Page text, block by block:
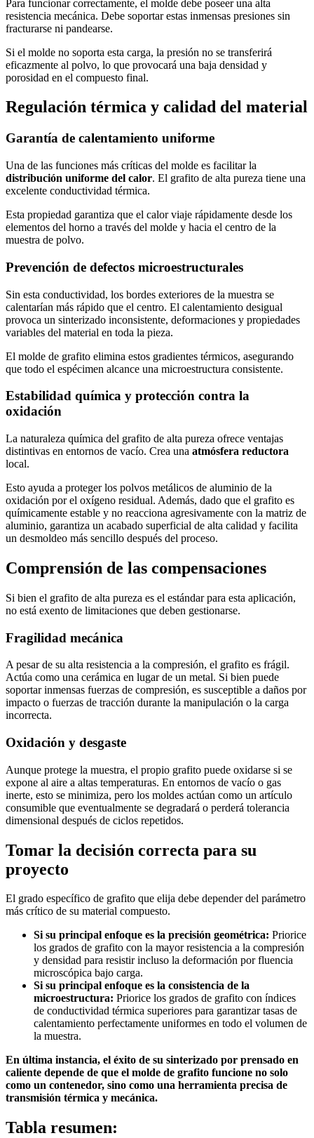
Para funcionar correctamente, el molde debe poseer una alta
resistencia mecánica. Debe soportar estas inmensas presiones sin
fracturarse ni pandearse.
Si el molde no soporta esta carga, la presión no se transferirá
eficazmente al polvo, lo que provocará una baja densidad y
porosidad en el compuesto final.
Regulación térmica y calidad del material
Garantía de calentamiento uniforme
Una de las funciones más críticas del molde es facilitar la
distribución uniforme del calor. El grafito de alta pureza tiene una
excelente conductividad térmica.
Esta propiedad garantiza que el calor viaje rápidamente desde los
elementos del horno a través del molde y hacia el centro de la
muestra de polvo.
Prevención de defectos microestructurales
Sin esta conductividad, los bordes exteriores de la muestra se
calentarían más rápido que el centro. El calentamiento desigual
provoca un sinterizado inconsistente, deformaciones y propiedades
variables del material en toda la pieza.
El molde de grafito elimina estos gradientes térmicos, asegurando
que todo el espécimen alcance una microestructura consistente.
Estabilidad química y protección contra la
oxidación
La naturaleza química del grafito de alta pureza ofrece ventajas
distintivas en entornos de vacío. Crea una atmósfera reductora
local.
Esto ayuda a proteger los polvos metálicos de aluminio de la
oxidación por el oxígeno residual. Además, dado que el grafito es
químicamente estable y no reacciona agresivamente con la matriz de
aluminio, garantiza un acabado superficial de alta calidad y facilita
un desmoldeo más sencillo después del proceso.
Comprensión de las compensaciones
Si bien el grafito de alta pureza es el estándar para esta aplicación,
no está exento de limitaciones que deben gestionarse.
Fragilidad mecánica
A pesar de su alta resistencia a la compresión, el grafito es frágil.
Actúa como una cerámica en lugar de un metal. Si bien puede
soportar inmensas fuerzas de compresión, es susceptible a daños por
impacto o fuerzas de tracción durante la manipulación o la carga
incorrecta.
Oxidación y desgaste
Aunque protege la muestra, el propio grafito puede oxidarse si se
expone al aire a altas temperaturas. En entornos de vacío o gas
inerte, esto se minimiza, pero los moldes actúan como un artículo
consumible que eventualmente se degradará o perderá tolerancia
dimensional después de ciclos repetidos.
Tomar la decisión correcta para su
proyecto
El grado específico de grafito que elija debe depender del parámetro
más crítico de su material compuesto.
Si su principal enfoque es la precisión geométrica: Priorice
los grados de grafito con la mayor resistencia a la compresión
y densidad para resistir incluso la deformación por fluencia
microscópica bajo carga.
Si su principal enfoque es la consistencia de la
microestructura: Priorice los grados de grafito con índices
de conductividad térmica superiores para garantizar tasas de
calentamiento perfectamente uniformes en todo el volumen de
la muestra.
En última instancia, el éxito de su sinterizado por prensado en
caliente depende de que el molde de grafito funcione no solo
como un contenedor, sino como una herramienta precisa de
transmisión térmica y mecánica.
Tabla resumen: